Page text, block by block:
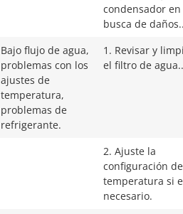
condensador en
busca de
Bajo flujo de agua,
problemas con los
ajustes de
temperatura,
problemas de
refrigerante.
1. Revisar y
el filtro de agua..
2. Ajuste la
configuración de
temperatura si
necesario.